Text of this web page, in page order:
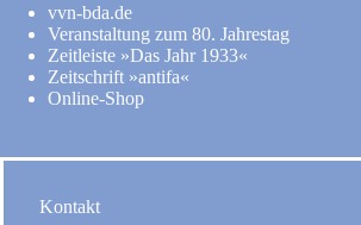
vvn-bda.de
Veranstaltung zum 80. Jahrestag
Zeitleiste »Das Jahr 1933«
Zeitschrift »antifa«
Online-Shop
Kontakt